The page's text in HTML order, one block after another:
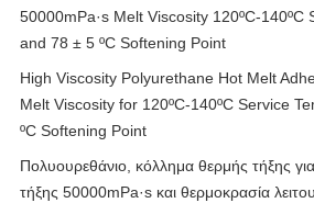
50000mPa·s Melt Viscosity 120ºC-140ºC
and 78 ± 5 ºC Softening Point
High Viscosity Polyurethane Hot Melt
Melt Viscosity for 120ºC-140ºC Service
ºC Softening Point
Πολυουρεθάνιο, κόλλημα θερμής τήξης για
τήξης 50000mPa·s και θερμοκρασία